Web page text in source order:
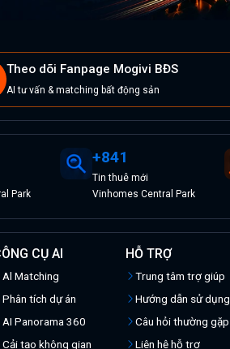
Theo dõi Fanpage Mogivi BĐS
AI tư vấn & matching bất động sản
Park
+841
Tinthuêmới
Vinhomes Central Park
CỤ AI
Al Matching
Phân tích dự án
AI Panorama 360
Cải tạo không gian
HỖ TRỢ
Trung tâm trợ giúp
Hướng dẫn sử dụng
Câu hỏi thường gặp
Liên hệ hỗ trợ